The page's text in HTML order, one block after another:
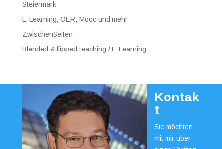
Steiermark
E-Learning, OER, Mooc und mehr
ZwischenSeiten
Blended & flipped teaching / E-Learning
Kontak
t
Sie möchten
mit mir über